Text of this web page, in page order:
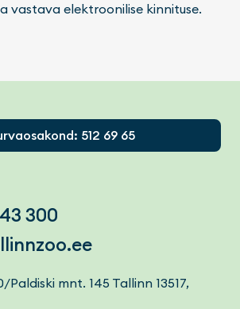
vastava elektroonilise kinnituse.
512 69 65
300
mnt. 145 Tallinn 13517,